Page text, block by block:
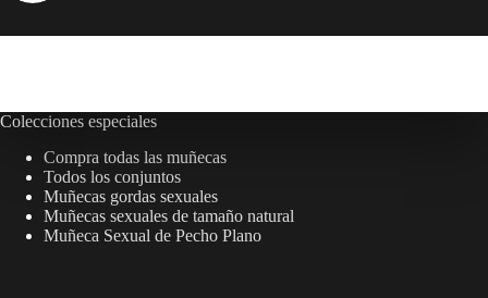
Colecciones especiales
Compra todas las muñecas
Todos los conjuntos
Muñecas gordas sexuales
Muñecas sexuales de tamaño natural
Muñeca Sexual de Pecho Plano